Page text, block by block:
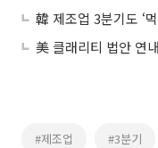
韓 제조업 3분기도 ‘
#제조업 #3분기